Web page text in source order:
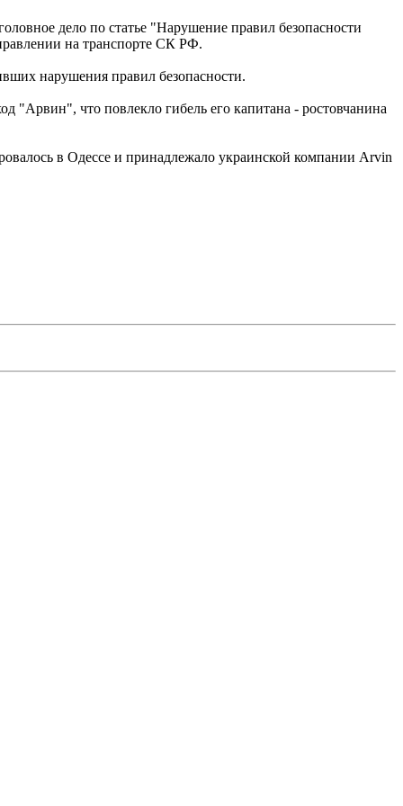
дело по статье "Нарушение правил безопасности
на транспорте СК РФ.
нарушения правил безопасности.
"Арвин", что повлекло гибель его капитана - ростовчанина
в Одессе и принадлежало украинской компании Arvin